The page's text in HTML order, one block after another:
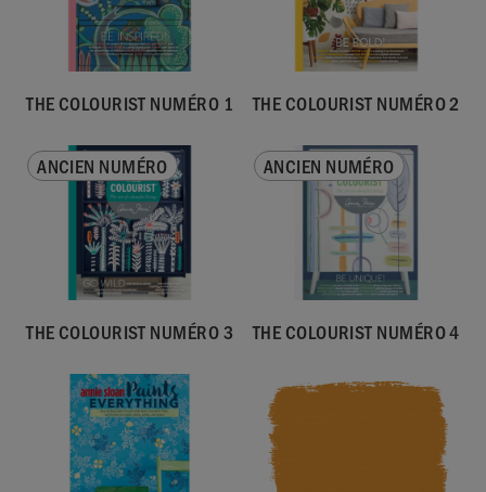
THE COLOURIST NUMÉRO 1 THE COLOURIST NUMÉRO 2
ANCIEN NUMÉRO
THE COLOURIST NUMÉRO 3
ANCIEN NUMÉRO
THE COLOURIST NUMÉRO 4